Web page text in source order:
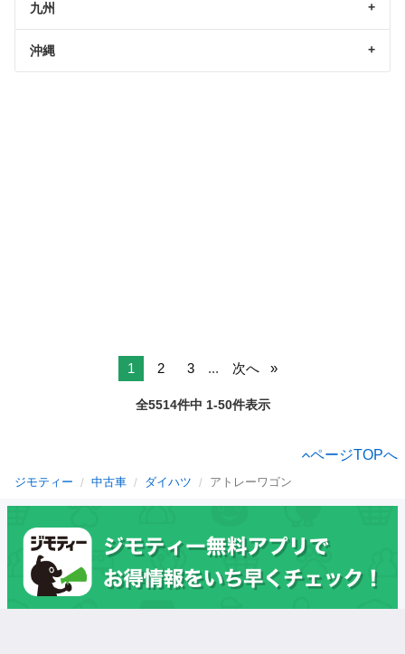
九州
沖縄
1 2 3 ... 次へ
全5514件中 1-50件表示
ページTOPへ
ジモティー 中古車 ダイハツ アトレーワゴン